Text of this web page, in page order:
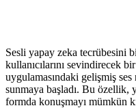
Sesli yapay zeka tecrübesini
kullanıcılarını sevindirecek
uygulamasındaki gelişmiş
sunmaya başladı. Bu özellik,
formda konuşmayı mümkün